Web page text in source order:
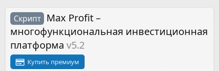
Скрипт
Max Profit –
многофункциональная инвестиционная
платформа v5.2
Купить премиум